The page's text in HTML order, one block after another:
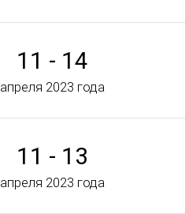
11 - 14
апреля 2023 года
11 - 13
апреля 2023 года